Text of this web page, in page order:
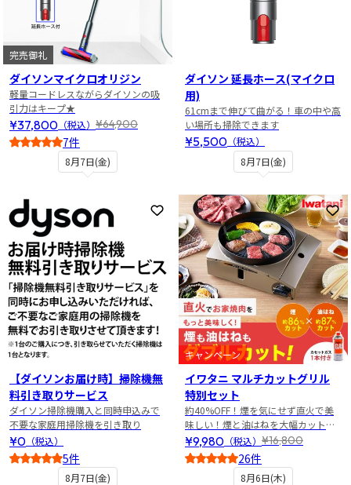
8月7日(金)
完売御礼
ダイソンマイクロオリジン
軽量コードレスながらダイソンの吸
引力はキープ★
¥37,800 （税込） ¥64,900
7件
8月7日(金)
ダイソン 延長ホース(マイクロ
用)
61cmまで伸びて曲がる！車の中や高
い場所も掃除できます
¥5,500 （税込）
8月7日(金)
お気に入りに登録
【ダイソンお届け時】掃除機無
料引き取りサービス
ダイソン掃除機購入と同時申込みで
不要な家庭用掃除機を引き取り
¥0 （税込）
5件
8月6日(木)
お
キャンペーン
イワタニ マルチカットグリル
特別セット
約40%OFF！煙を気にせず直火で美
味しい！煙と油はねを大幅カットの
焼き肉グリル特別セット
¥9,980 （税込） ¥16,800
26件